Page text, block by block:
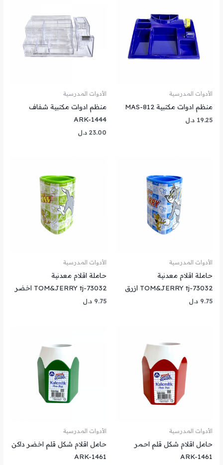
الأدوات المدرسية
منظم ادوات مكتبية MAS-812
19.25 د.ل
الأدوات المدرسية
منظم ادوات مكتبية شفاف
ARK-1444
23.00 د.ل
الأدوات المدرسية
حاملة اقلام معدنية
TOM&JERRY tj-73032 ازرق
9.75 د.ل
الأدوات المدرسية
حاملة اقلام معدنية
TOM&JERRY tj-73032 اخضر
9.75 د.ل
الأدوات المدرسية
حامل اقلام شكل قلم احمر
ARK-1461
الأدوات المدرسية
حامل اقلام شكل قلم اخضر داكن
ARK-1461